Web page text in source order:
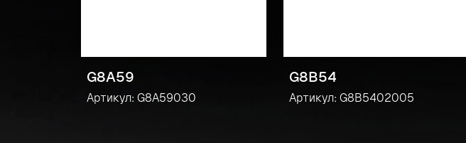
G8A59
Артикул: G8A59030
G8B54
Артикул: G8B5402005